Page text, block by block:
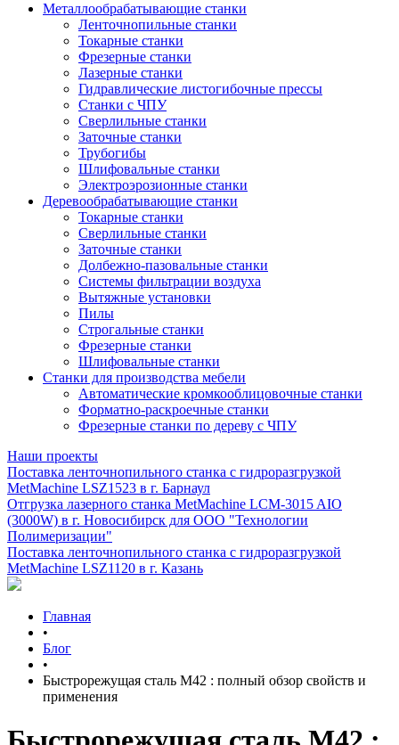
Металлообрабатывающие станки
Ленточнопильные станки
Токарные станки
Фрезерные станки
Лазерные станки
Гидравлические листогибочные прессы
Станки с ЧПУ
Сверлильные станки
Заточные станки
Трубогибы
Шлифовальные станки
Электроэрозионные станки
Деревообрабатывающие станки
Токарные станки
Сверлильные станки
Заточные станки
Долбежно-пазовальные станки
Системы фильтрации воздуха
Вытяжные установки
Пилы
Строгальные станки
Фрезерные станки
Шлифовальные станки
Станки для производства мебели
Автоматические кромкооблицовочные станки
Форматно-раскроечные станки
Фрезерные станки по дереву с ЧПУ
Наши проекты
Поставка ленточнопильного станка c гидроразгрузкой
MetMachine LSZ1523 в г. Барнаул
Отгрузка лазерного станка MetMachine LCM-3015 AIO
(3000W) в г. Новосибирск для ООО "Технологии
Полимеризации"
Поставка ленточнопильного станка c гидроразгрузкой
MetMachine LSZ1120 в г. Казань
Главная
•
Блог
•
Быстрорежущая сталь M42 : полный обзор свойств и
применения